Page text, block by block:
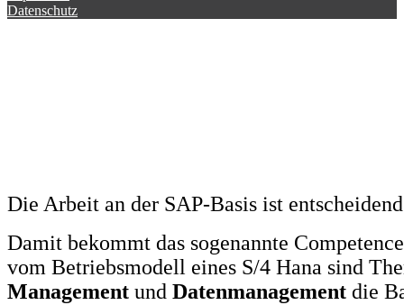
Datenschutz
Die Arbeit an der SAP-Basis ist
Damit bekommt das sogenannte
vom Betriebsmodell eines S/4 Hana sind
Management und Datenmanagement die